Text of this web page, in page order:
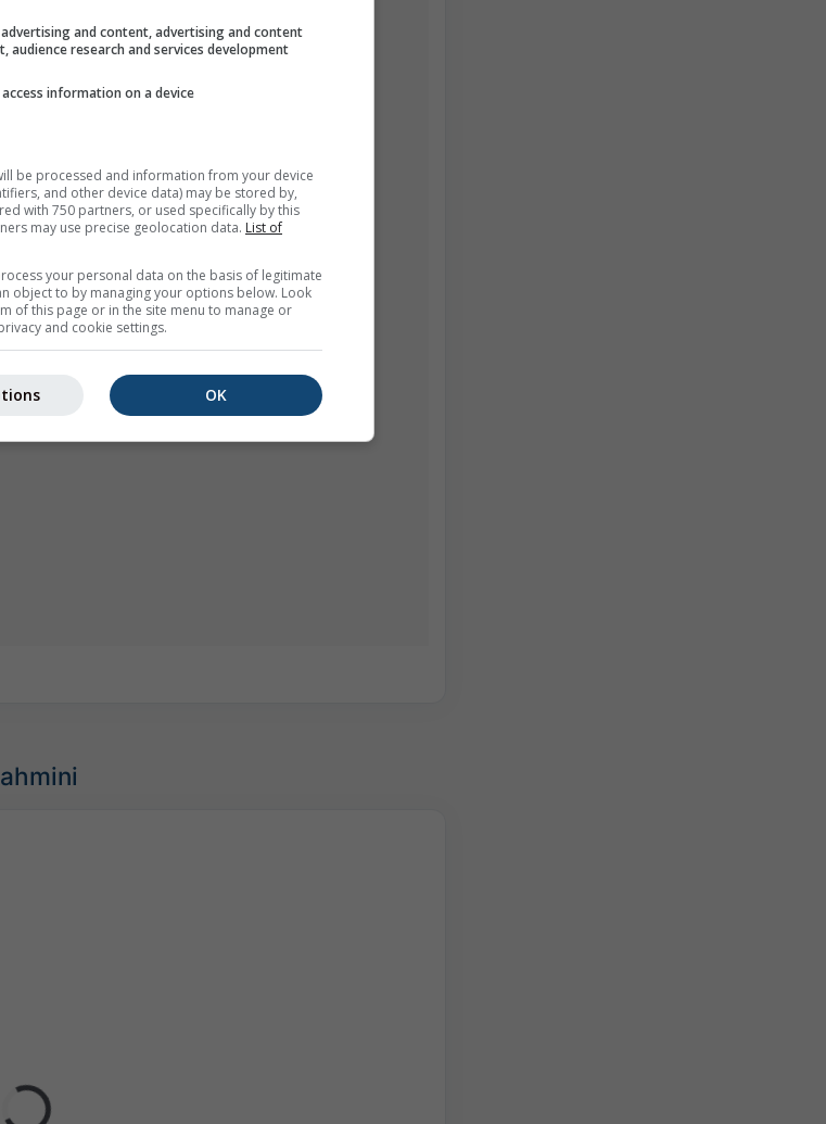
and content, advertising and content
audience research and services development
information on a device
be processed and information from your device
and other device data) may be stored by,
with 750 partners, or used specifically by this
may use precise geolocation data. List of
your personal data on the basis of legitimate
object to by managing your options below. Look
of this page or in the site menu to manage or
and cookie settings.
OK